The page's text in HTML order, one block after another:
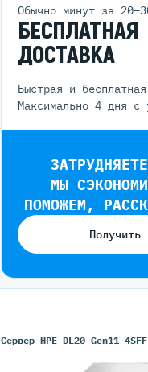
Обычно минут за
БЕСПЛАТНАЯ
ДОСТАВКА
Быстрая и
Максимально 4 дня с
МЫ
ПОМОЖЕМ,
Получить
Сервер HPE DL20 Gen11 4SFF